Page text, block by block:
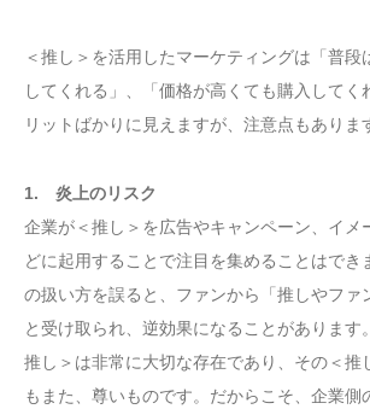
＜推し＞を活用したマーケティングは「普段
してくれる」、「価格が高くても購入してく
リットばかりに見えますが、注意点もありま
1. 炎上のリスク
企業が＜推し＞を広告やキャンペーン、イメ
どに起用することで注目を集めることはでき
の扱い方を誤ると、ファンから「推しやファ
と受け取られ、逆効果になることがあります
推し＞は非常に大切な存在であり、その＜推
もまた、尊いものです。だからこそ、企業側